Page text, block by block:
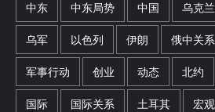
中东 中东局势 中国 乌克兰
乌军 以色列 伊朗 俄中关系
军事行动 创业 动态 北约
国际 国际关系 土耳其 宏观